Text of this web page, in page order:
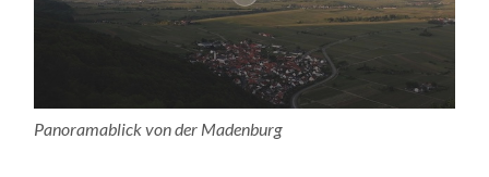
Panoramablick von der Madenburg